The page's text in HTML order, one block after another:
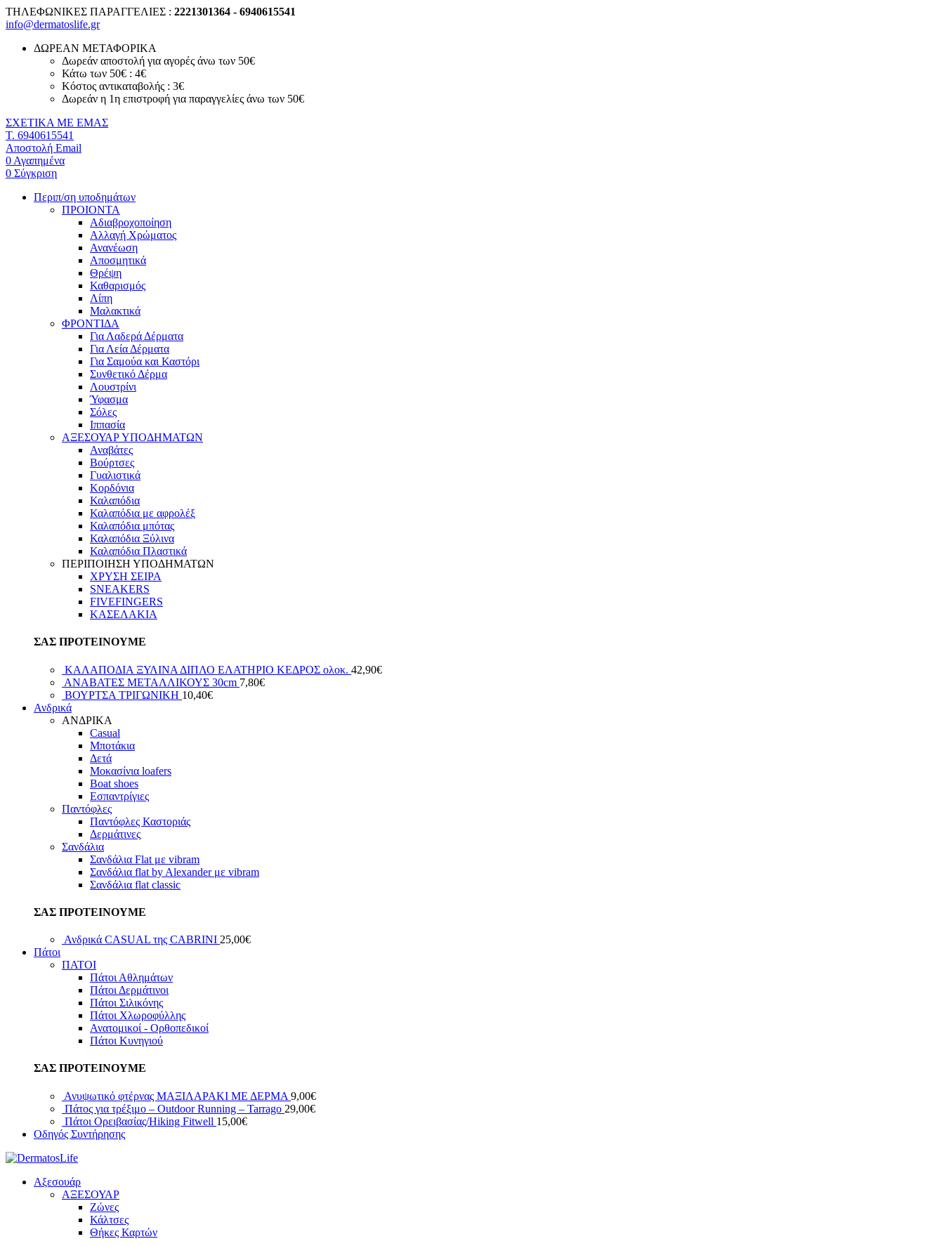
ΤΗΛΕΦΩΝΙΚΕΣ ΠΑΡΑΓΓΕΛΙΕΣ : 2221301364 - 6940615541
info@dermatoslife.gr
ΔΩΡΕΑΝ ΜΕΤΑΦΟΡΙΚΑ
Δωρεάν αποστολή για αγορές άνω των 50€
Κάτω των 50€ : 4€
Κόστος αντικαταβολής : 3€
Δωρεάν η 1η επιστροφή για παραγγελίες άνω των 50€
ΣΧΕΤΙΚΑ ΜΕ ΕΜΑΣ
T. 6940615541
Αποστολή Email
0 Αγαπημένα
0 Σύγκριση
Περιπ/ση υποδημάτων
ΠΡΟΙΟΝΤΑ
Αδιαβροχοποίηση
Αλλαγή Χρώματος
Ανανέωση
Αποσμητικά
Θρέψη
Καθαρισμός
Λίπη
Μαλακτικά
ΦΡΟΝΤΙΔΑ
Για Λαδερά Δέρματα
Για Λεία Δέρματα
Για Σαμούα και Καστόρι
Συνθετικό Δέρμα
Λουστρίνι
Ύφασμα
Σόλες
Ιππασία
ΑΞΕΣΟΥΑΡ ΥΠΟΔΗΜΑΤΩΝ
Αναβάτες
Βούρτσες
Γυαλιστικά
Κορδόνια
Καλαπόδια
Καλαπόδια με αφρολέξ
Καλαπόδια μπότας
Καλαπόδια Ξύλινα
Καλαπόδια Πλαστικά
ΠΕΡΙΠΟΙΗΣΗ ΥΠΟΔΗΜΑΤΩΝ
ΧΡΥΣΗ ΣΕΙΡΑ
SNEAKERS
FIVEFINGERS
ΚΑΣΕΛΑΚΙΑ
ΣΑΣ ΠΡΟΤΕΙΝΟΥΜΕ
ΚΑΛΑΠΟΔΙΑ ΞΥΛΙΝΑ ΔΙΠΛΟ ΕΛΑΤΗΡΙΟ ΚΕΔΡΟΣ ολοκ. 42,90€
ΑΝΑΒΑΤΕΣ ΜΕΤΑΛΛΙΚΟΥΣ 30cm 7,80€
ΒΟΥΡΤΣΑ ΤΡΙΓΩΝΙΚΗ 10,40€
Ανδρικά
ΑΝΔΡΙΚΑ
Casual
Μποτάκια
Δετά
Μοκασίνια loafers
Boat shoes
Εσπαντρίγιες
Παντόφλες
Παντόφλες Καστοριάς
Δερμάτινες
Σανδάλια
Σανδάλια Flat με vibram
Σανδάλια flat by Alexander με vibram
Σανδάλια flat classic
ΣΑΣ ΠΡΟΤΕΙΝΟΥΜΕ
Ανδρικά CASUAL της CABRINI 25,00€
Πάτοι
ΠΑΤΟΙ
Πάτοι Αθλημάτων
Πάτοι Δερμάτινοι
Πάτοι Σιλικόνης
Πάτοι Χλωροφύλλης
Ανατομικοί - Ορθοπεδικοί
Πάτοι Κυνηγιού
ΣΑΣ ΠΡΟΤΕΙΝΟΥΜΕ
Ανυψωτικό φτέρνας ΜΑΞΙΛΑΡΑΚΙ ΜΕ ΔΕΡΜΑ 9,00€
Πάτος για τρέξιμο – Outdoor Running – Tarrago 29,00€
Πάτοι Ορειβασίας/Hiking Fitwell 15,00€
Οδηγός Συντήρησης
Αξεσουάρ
ΑΞΕΣΟΥΑΡ
Ζώνες
Κάλτσες
Θήκες Καρτών